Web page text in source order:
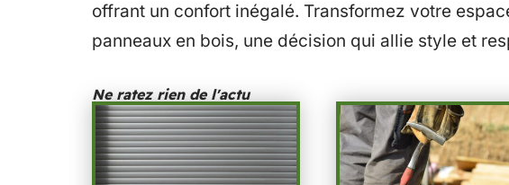
offrant un confort inégalé. Transformez votre
panneaux en bois, une décision qui allie style et
Ne ratez rien de l'actu